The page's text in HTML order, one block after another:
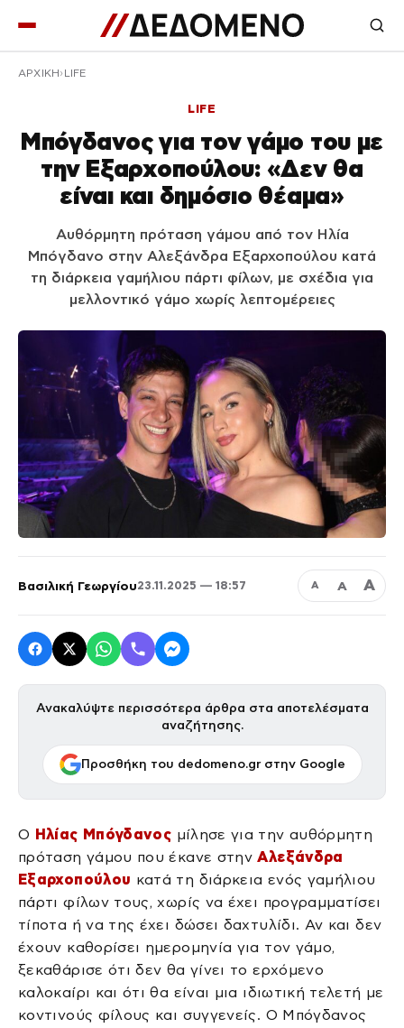
ΑΡΧΙΚΉ LIFE
LIFE
Μπόγδανος για τον γάμο του με
την Εξαρχοπούλου: «Δεν θα
είναι και δημόσιο θέαμα»
Αυθόρμητη πρόταση γάμου από τον Ηλία
Μπόγδανο στην Αλεξάνδρα Εξαρχοπούλου κατά
τη διάρκεια γαμήλιου πάρτι φίλων, με σχέδια για
μελλοντικό γάμο χωρίς λεπτομέρειες
Βασιλική Γεωργίου23.11.2025 — 18:57 Α Α Α
Ανακαλύψτε περισσότερα άρθρα στα αποτελέσματα
αναζήτησης.
Προσθήκη του dedomeno.gr στην Google
Ο Ηλίας Μπόγδανος μίλησε για την αυθόρμητη
πρόταση γάμου που έκανε στηνΑλεξάνδρα
Εξαρχοπούλου κατά τη διάρκεια ενός γαμήλιου
πάρτι φίλων τους, χωρίς να έχει προγραμματίσει
τίποτα ή να της έχει δώσει δαχτυλίδι. Αν και δεν
έχουν καθορίσει ημερομηνία για τον γάμο,
ξεκαθάρισε ότι δεν θα γίνει το ερχόμενο
καλοκαίρι και ότι θα είναι μια ιδιωτική τελετή με
κοντινούς φίλους και συγγενείς. Ο Μπόγδανος